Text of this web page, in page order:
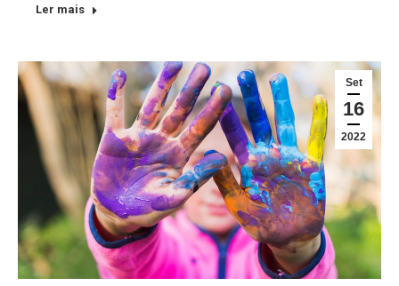
Ler mais
Set
16
2022